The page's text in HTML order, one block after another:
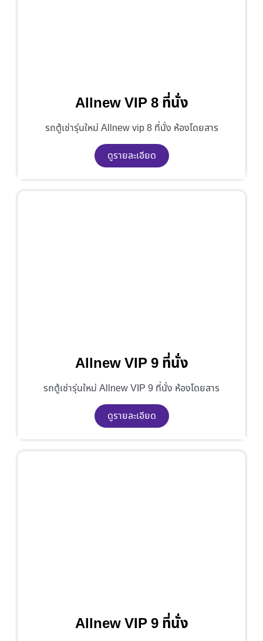
Allnew VIP 8 ที่นั่ง
รถตู้เช่ารุ่นใหม่ Allnew vip 8 ที่นั่ง ห้องโดยสาร
ดูรายละเอียด
Allnew VIP 9 ที่นั่ง
รถตู้เช่ารุ่นใหม่ Allnew VIP 9 ที่นั่ง ห้องโดยสาร
ดูรายละเอียด
Allnew VIP 9 ที่นั่ง